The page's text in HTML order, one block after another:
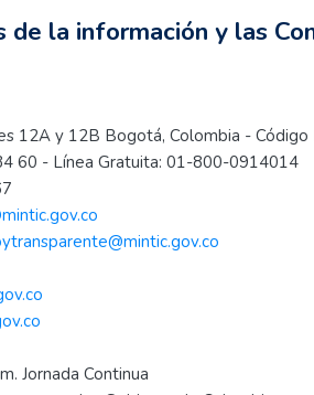
digitales
Ruralmente digital: Desarrolla tu
la información y las
12A y 12B Bogotá, Colombia -
60 - Línea Gratuita: 01-800-0914014
Jornada Continua